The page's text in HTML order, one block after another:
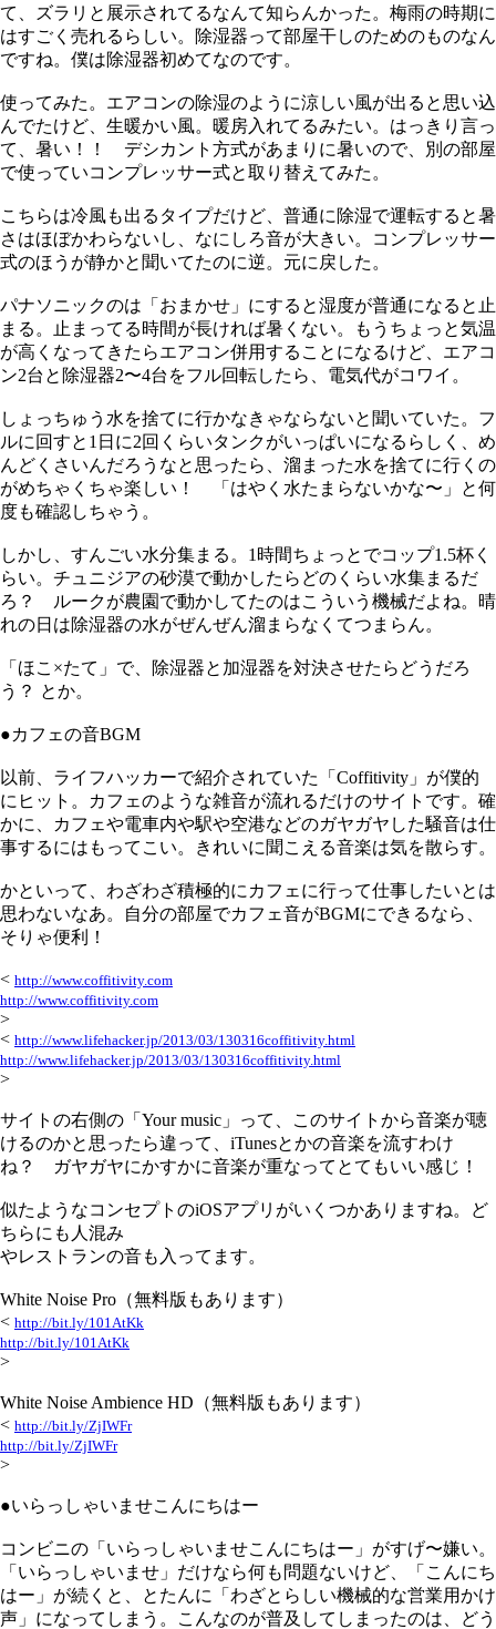
て、ズラリと展示されてるなんて知らんかった。梅雨の時期に
はすごく売れるらしい。除湿器って部屋干しのためのものなん
ですね。僕は除湿器初めてなのです。
使ってみた。エアコンの除湿のように涼しい風が出ると思い込
んでたけど、生暖かい風。暖房入れてるみたい。はっきり言っ
て、暑い！！ デシカント方式があまりに暑いので、別の部屋
で使っていコンプレッサー式と取り替えてみた。
こちらは冷風も出るタイプだけど、普通に除湿で運転すると暑
さはほぼかわらないし、なにしろ音が大きい。コンプレッサー
式のほうが静かと聞いてたのに逆。元に戻した。
パナソニックのは「おまかせ」にすると湿度が普通になると止
まる。止まってる時間が長ければ暑くない。もうちょっと気温
が高くなってきたらエアコン併用することになるけど、エアコ
ン2台と除湿器2〜4台をフル回転したら、電気代がコワイ。
しょっちゅう水を捨てに行かなきゃならないと聞いていた。フ
ルに回すと1日に2回くらいタンクがいっぱいになるらしく、め
んどくさいんだろうなと思ったら、溜まった水を捨てに行くの
がめちゃくちゃ楽しい！ 「はやく水たまらないかな〜」と何
度も確認しちゃう。
しかし、すんごい水分集まる。1時間ちょっとでコップ1.5杯く
らい。チュニジアの砂漠で動かしたらどのくらい水集まるだ
ろ？ ルークが農園で動かしてたのはこういう機械だよね。晴
れの日は除湿器の水がぜんぜん溜まらなくてつまらん。
「ほこ×たて」で、除湿器と加湿器を対決させたらどうだろ
う？ とか。
●カフェの音BGM
以前、ライフハッカーで紹介されていた「Coffitivity」が僕的
にヒット。カフェのような雑音が流れるだけのサイトです。確
かに、カフェや電車内や駅や空港などのガヤガヤした騒音は仕
事するにはもってこい。きれいに聞こえる音楽は気を散らす。
かといって、わざわざ積極的にカフェに行って仕事したいとは
思わないなあ。自分の部屋でカフェ音がBGMにできるなら、
そりゃ便利！
< http://www.coffitivity.com
http://www.coffitivity.com
>
< http://www.lifehacker.jp/2013/03/130316coffitivity.html
http://www.lifehacker.jp/2013/03/130316coffitivity.html
>
サイトの右側の「Your music」って、このサイトから音楽が聴
けるのかと思ったら違って、iTunesとかの音楽を流すわけ
ね？ ガヤガヤにかすかに音楽が重なってとてもいい感じ！
似たようなコンセプトのiOSアプリがいくつかありますね。ど
ちらにも人混み
やレストランの音も入ってます。
White Noise Pro（無料版もあります）
< http://bit.ly/101AtKk
http://bit.ly/101AtKk
>
White Noise Ambience HD（無料版もあります）
< http://bit.ly/ZjIWFr
http://bit.ly/ZjIWFr
>
●いらっしゃいませこんにちはー
コンビニの「いらっしゃいませこんにちはー」がすげ〜嫌い。
「いらっしゃいませ」だけなら何も問題ないけど、「こんにち
はー」が続くと、とたんに「わざとらしい機械的な営業用かけ
声」になってしまう。こんなのが普及してしまったのは、どう